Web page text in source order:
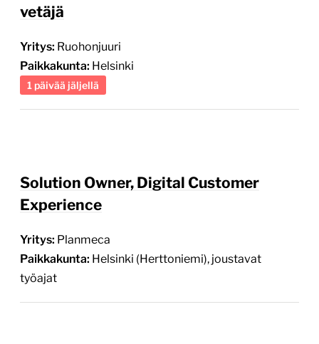
vetäjä
Yritys: Ruohonjuuri
Paikkakunta: Helsinki
1 päivää jäljellä
Solution Owner, Digital Customer
Experience
Yritys: Planmeca
Paikkakunta: Helsinki (Herttoniemi), joustavat
työajat